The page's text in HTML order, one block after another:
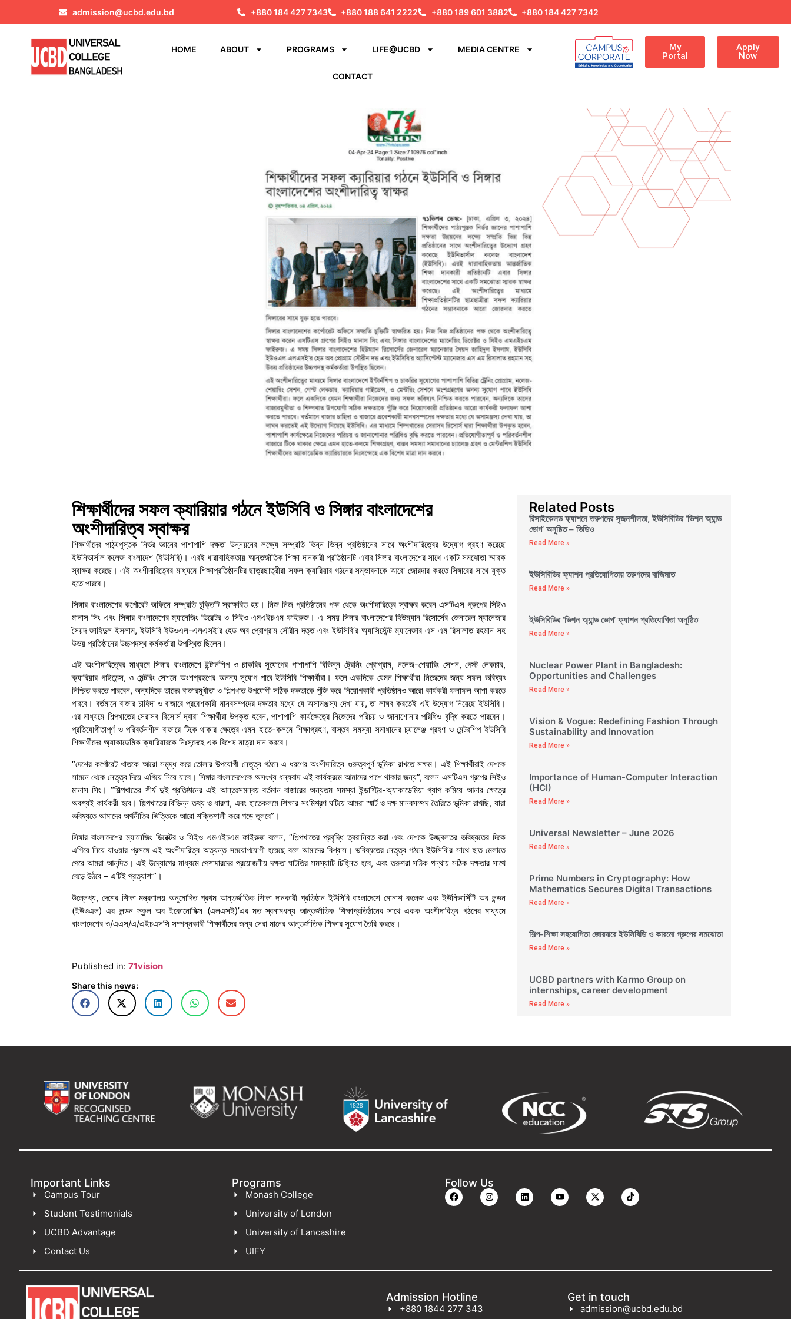
admission@ucbd.edu.bd +880 184 427 7343 +880 188 641 2222 +880 189 601 3882 +880 184 427 7342
HOME ABOUT PROGRAMS LIFE@UCBD MEDIA CENTRE
CONTACT
My
Portal
Apply
Now
শিক্ষার্থীদের সফল ক্যারিয়ার গঠনে ইউসিবি ও সিঙ্গার বাংলাদেশের
অংশীদারিত্ব স্বাক্ষর
শিক্ষার্থীদের পাঠ্যপুস্তক নির্ভর জ্ঞানের পাশাপাশি দক্ষতা উন্নয়নের লক্ষ্যে সম্প্রতি ভিন্ন ভিন্ন প্রতিষ্ঠানের সাথে অংশীদারিত্বের উদ্যোগ গ্রহণ করেছে
ইউনিভার্সাল কলেজ বাংলাদেশ (ইউসিবি)। এরই ধারাবাহিকতায় আন্তর্জাতিক শিক্ষা দানকারী প্রতিষ্ঠানটি এবার সিঙ্গার বাংলাদেশের সাথে একটি সমঝোতা স্মারক
স্বাক্ষর করেছে। এই অংশীদারিত্বের মাধ্যমে শিক্ষাপ্রতিষ্ঠানটির ছাত্রছাত্রীরা সফল ক্যারিয়ার গঠনের সম্ভাবনাকে আরো জোরদার করতে সিঙ্গারের সাথে যুক্ত
হতে পারবে।
সিঙ্গার বাংলাদেশের কর্পোরেট অফিসে সম্প্রতি চুক্তিটি স্বাক্ষরিত হয়। নিজ নিজ প্রতিষ্ঠানের পক্ষ থেকে অংশীদারিত্বে স্বাক্ষর করেন এসটিএস গ্রুপের সিইও
মানাস সিং এবং সিঙ্গার বাংলাদেশের ম্যানেজিং ডিরেক্টর ও সিইও এমএইচএম ফাইরুজ। এ সময় সিঙ্গার বাংলাদেশের হিউম্যান রিসোর্সের জেনারেল ম্যানেজার
সৈয়দ জাহিদুল ইসলাম, ইউসিবি ইউওএল-এলএসই’র হেড অব প্রোগ্রাম সৌরীন দত্ত এবং ইউসিবি’র অ্যাসিস্টেন্ট ম্যানেজার এস এম রিসালাত রহমান সহ
উভয় প্রতিষ্ঠানের উচ্চপদস্থ কর্মকর্তারা উপস্থিত ছিলেন।
এই অংশীদারিত্বের মাধ্যমে সিঙ্গার বাংলাদেশে ইন্টার্নশিপ ও চাকরির সুযোগের পাশাপাশি বিভিন্ন ট্রেনিং প্রোগ্রাম, নলেজ-শেয়ারিং সেশন, গেস্ট লেকচার,
ক্যারিয়ার গাইডেন্স, ও মেন্টরিং সেশনে অংশগ্রহণের অনন্য সুযোগ পাবে ইউসিবি শিক্ষার্থীরা। ফলে একদিকে যেমন শিক্ষার্থীরা নিজেদের জন্য সফল ভবিষ্যৎ
নিশ্চিত করতে পারবেন, অন্যদিকে তাদের বাজারমুখীতা ও শিল্পখাত উপযোগী সঠিক দক্ষতাকে পুঁজি করে নিয়োগকারী প্রতিষ্ঠানও আরো কার্যকরী ফলাফল আশা করতে
পারবে। বর্তমানে বাজার চাহিদা ও বাজারে প্রবেশকারী মানবসম্পদের দক্ষতার মধ্যে যে অসামঞ্জস্য দেখা যায়, তা লাঘব করতেই এই উদ্যোগ নিয়েছে ইউসিবি।
এর মাধ্যমে শিল্পখাতের সেরাসব রিসোর্স দ্বারা শিক্ষার্থীরা উপকৃত হবেন, পাশাপাশি কার্যক্ষেত্রে নিজেদের পরিচয় ও জানাশোনার পরিধিও বৃদ্ধি করতে পারবেন।
প্রতিযোগীতাপূর্ণ ও পরিবর্তনশীল বাজারে টিকে থাকার ক্ষেত্রে এমন হাতে-কলমে শিক্ষাগ্রহণ, বাস্তব সমস্যা সমাধানের চ্যালেঞ্জ গ্রহণ ও মেন্টরশিপ ইউসিবি
শিক্ষার্থীদের অ্যাকাডেমিক ক্যারিয়ারকে নিঃসন্দেহে এক বিশেষ মাত্রা দান করবে।
“দেশের কর্পোরেট খাতকে আরো সমৃদ্ধ করে তোলার উপযোগী নেতৃত্ব গঠনে এ ধরণের অংশীদারিত্ব গুরুত্বপূর্ণ ভূমিকা রাখতে সক্ষম। এই শিক্ষার্থীরাই দেশকে
সামনে থেকে নেতৃত্ব দিয়ে এগিয়ে নিয়ে যাবে। সিঙ্গার বাংলাদেশেকে অসংখ্য ধন্যবাদ এই কার্যক্রমে আমাদের পাশে থাকার জন্য”, বলেন এসটিএস গ্রপের সিইও
মানাস সিং। “শিল্পখাতের শীর্ষ দুই প্রতিষ্ঠানের এই আন্তঃসমন্বয় বর্তমান বাজারের অন্যতম সমস্যা ইন্ডাস্ট্রি-অ্যাকাডেমিয়া গ্যাপ কমিয়ে আনার ক্ষেত্রে
অবশ্যই কার্যকরী হবে। শিল্পখাতের বিভিন্ন তথ্য ও ধারণা, এবং হাতেকলমে শিক্ষার সংমিশ্রণ ঘটিয়ে আমরা স্মার্ট ও দক্ষ মানবসম্পদ তৈরিতে ভূমিকা রাখছি, যারা
ভবিষ্যতে আমাদের অর্থনীতির ভিত্তিকে আরো শক্তিশালী করে গড়ে তুলবে”।
সিঙ্গার বাংলাদেশের ম্যানেজিং ডিরেক্টর ও সিইও এমএইচএম ফাইরুজ বলেন, “শিল্পখাতের প্রবৃদ্ধি ত্বরান্বিত করা এবং দেশকে উজ্জ্বলতর ভবিষ্যতের দিকে
এগিয়ে নিয়ে যাওয়ার প্রসঙ্গে এই অংশীদারিত্ব অত্যন্ত সময়োপযোগী হয়েছে বলে আমাদের বিশ্বাস। ভবিষ্যতের নেতৃত্ব গঠনে ইউসিবি’র সাথে হাত মেলাতে
পেরে আমরা আনন্দিত। এই উদ্যোগের মাধ্যমে পেশাদারদের প্রয়োজনীয় দক্ষতা ঘাটতির সমস্যাটি চিহ্নিত হবে, এবং তরুণরা সঠিক পন্থায় সঠিক দক্ষতার সাথে
বেড়ে উঠবে – এটিই প্রত্যাশা”।
উল্লেখ্য, দেশের শিক্ষা মন্ত্রণালয় অনুমোদিত প্রথম আন্তর্জাতিক শিক্ষা দানকারী প্রতিষ্ঠান ইউসিবি বাংলাদেশে মোনাশ কলেজ এবং ইউনিভার্সিটি অব লন্ডন
(ইউওএল) এর লন্ডন স্কুল অব ইকোনোমিক্স (এলএসই)’এর মত স্বনামধন্য আন্তর্জাতিক শিক্ষাপ্রতিষ্ঠানের সাথে একক অংশীদারিত্ব গঠনের মাধ্যমে
বাংলাদেশের ও/এএস/এ/এইচএসসি সম্পন্নকারী শিক্ষার্থীদের জন্য সেরা মানের আন্তর্জাতিক শিক্ষার সুযোগ তৈরি করছে।
Published in: 71vision
Share this news:
Related Posts
রিসাইকেলড ফ্যাশনে তরুণদের সৃজনশীলতা, ইউসিবিডির ‘ভিশন অ্যান্ড
ভোগ’ অনুষ্ঠিত – ভিডিও
Read More »
ইউসিবিডির ফ্যাশন প্রতিযোগিতায় তরুণদের বাজিমাত
Read More »
ইউসিবিডির ‘ভিশন অ্যান্ড ভোগ’ ফ্যাশন প্রতিযোগিতা অনুষ্ঠিত
Read More »
Nuclear Power Plant in Bangladesh:
Opportunities and Challenges
Read More »
Vision & Vogue: Redefining Fashion Through
Sustainability and Innovation
Read More »
Importance of Human-Computer Interaction
(HCI)
Read More »
Universal Newsletter – June 2026
Read More »
Prime Numbers in Cryptography: How
Mathematics Secures Digital Transactions
Read More »
শিল্প-শিক্ষা সহযোগিতা জোরদারে ইউসিবিডি ও কারমো গ্রুপের সমঝোতা
Read More »
UCBD partners with Karmo Group on
internships, career development
Read More »
Important Links
Campus Tour
Student Testimonials
UCBD Advantage
Contact Us
Programs
Monash College
University of London
University of Lancashire
UIFY
Follow Us
Admission Hotline
+880 1844 277 343
Get in touch
admission@ucbd.edu.bd